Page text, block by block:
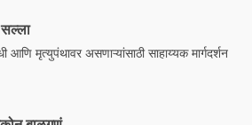
सल्ला
मृत्युपंथावर असणाऱ्यांसाठी साहाय्यक मार्गदर्शन